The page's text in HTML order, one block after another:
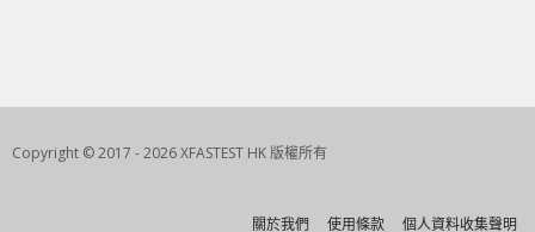
Copyright © 2017 - 2026 XFASTEST HK 版權所有
關於我們 使用條款 個人資料收集聲明